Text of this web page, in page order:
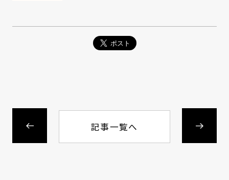
記事一覧へ